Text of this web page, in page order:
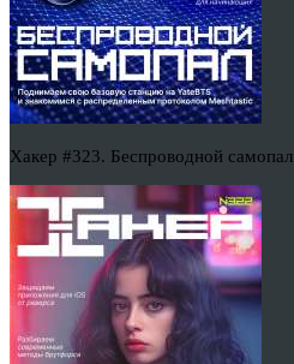
Хакер #323. Беспроводной самопал